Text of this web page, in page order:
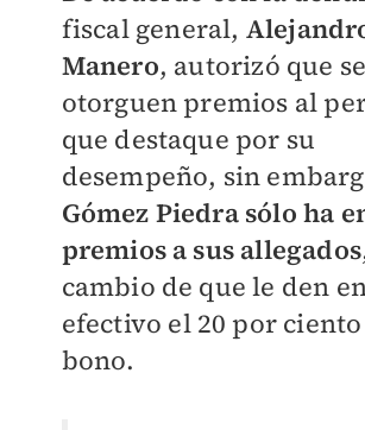
fiscal general,
Manero, autorizó que se
otorguen premios al
que destaque por su
desempeño, sin
Gómez Piedra sólo ha
premios a sus allegados
cambio de que le den
efectivo el 20 por
bono.